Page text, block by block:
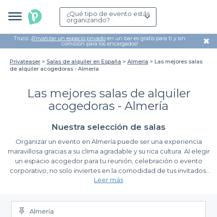
¿Qué tipo de evento estás
organizando?
Truco: ¡Privatizar un espacio privado en un bar es gratis para ti y sin
comisión para los encargados! ✖
Privateaser Salas de alquiler en España Almería
Las mejores salas
de alquiler acogedoras - Almería
Las mejores salas de alquiler
acogedoras - Almería
Nuestra selección de salas
Organizar un evento en Almería puede ser una experiencia
maravillosa gracias a su clima agradable y su rica cultura. Al elegir
un espacio acogedor para tu reunión, celebración o evento
corporativo, no solo inviertes en la comodidad de tus invitados,
sino que también creas un ambiente propicio para la interacción
La facilidad de planificar con Privateaser
En Privateaser, hemos reunido una diversa selección de salas de
Leer más
Almería